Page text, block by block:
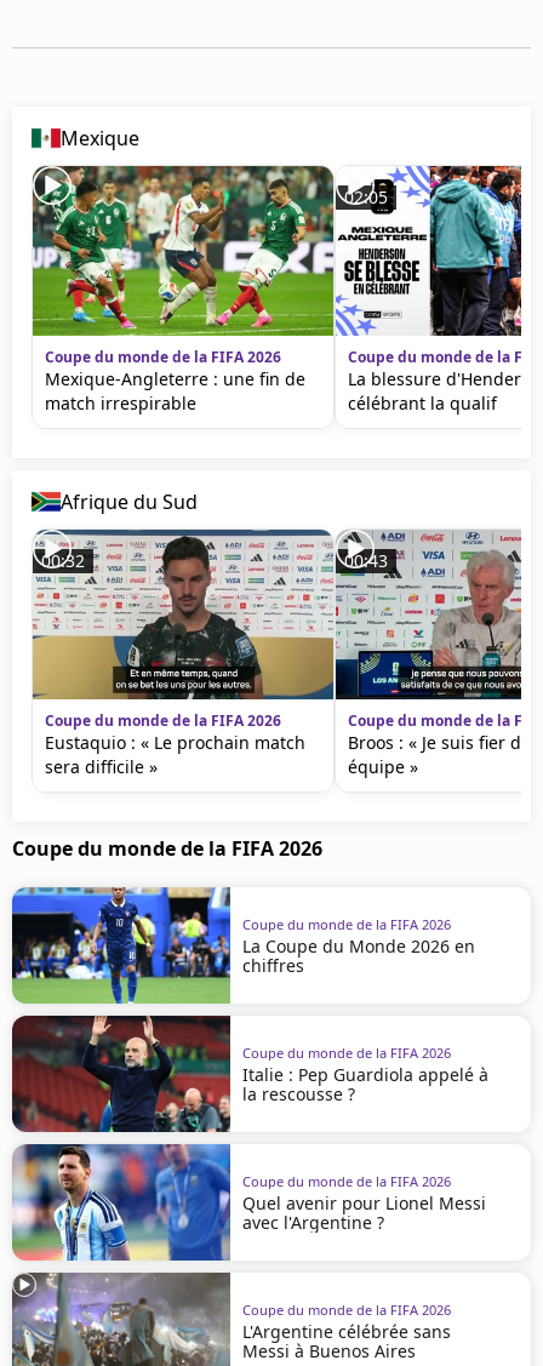
Mexique
Coupe du monde de la FIFA 2026
Mexique-Angleterre : une fin de
match irrespirable
02:05
Coupe du monde de la
La blessure
célébrant la qualif
Afrique du Sud
00:32
Coupe du monde de la FIFA 2026
Eustaquio : « Le prochain match
sera difficile »
00:43
Coupe du monde de la
Broos : « Je suis fier de
équipe »
Coupe du monde de la FIFA 2026
Coupe du monde de la FIFA 2026
La Coupe du Monde 2026 en
chiffres
Coupe du monde de la FIFA 2026
Italie : Pep Guardiola appelé à
la rescousse ?
Coupe du monde de la FIFA 2026
Quel avenir pour Lionel Messi
avec l'Argentine ?
Coupe du monde de la FIFA 2026
L'Argentine célébrée sans
Messi à Buenos Aires